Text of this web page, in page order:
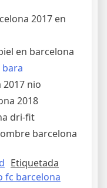
Etiquetada
fc barcelona